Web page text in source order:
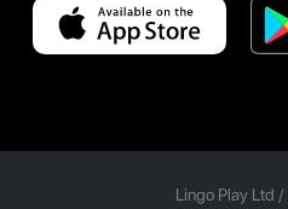
Lingo Play Ltd /